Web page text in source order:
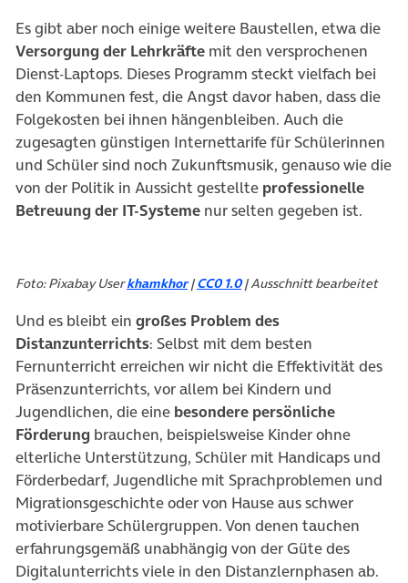
Es gibt aber noch einige weitere Baustellen, etwa die
Versorgung der Lehrkräfte mit den versprochenen
Dienst-Laptops. Dieses Programm steckt vielfach bei
den Kommunen fest, die Angst davor haben, dass die
Folgekosten bei ihnen hängenbleiben. Auch die
zugesagten günstigen Internettarife für Schülerinnen
und Schüler sind noch Zukunftsmusik, genauso wie die
von der Politik in Aussicht gestellte professionelle
Betreuung der IT-Systeme nur selten gegeben ist.
Foto: Pixabay Userkhamkhor|CC0 1.0| Ausschnitt bearbeitet
Und es bleibt ein großes Problem des
Distanzunterrichts: Selbst mit dem besten
Fernunterricht erreichen wir nicht die Effektivität des
Präsenzunterrichts, vor allem bei Kindern und
Jugendlichen, die eine besondere persönliche
Förderung brauchen, beispielsweise Kinder ohne
elterliche Unterstützung, Schüler mit Handicaps und
Förderbedarf, Jugendliche mit Sprachproblemen und
Migrationsgeschichte oder von Hause aus schwer
motivierbare Schülergruppen. Von denen tauchen
erfahrungsgemäß unabhängig von der Güte des
Digitalunterrichts viele in den Distanzlernphasen ab.